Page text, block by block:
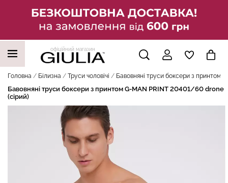
офіційний магазин
Головна Білизна Труси чоловічі Бавовняні труси боксери з принтом
Бавовняні труси боксери з принтом G-MAN PRINT 20401/60 drone
(сірий)
НАШІ ТРЕНДОВІ ТОВАРИ